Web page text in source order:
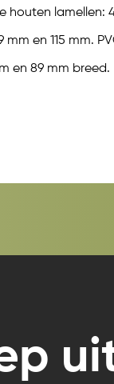
houten lamellen:
mm en 115 mm.
en 89 mm breed.